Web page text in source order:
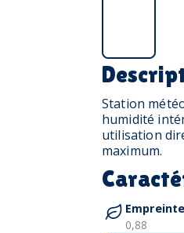
Station
humidité
utilisation
maximum.
0,88